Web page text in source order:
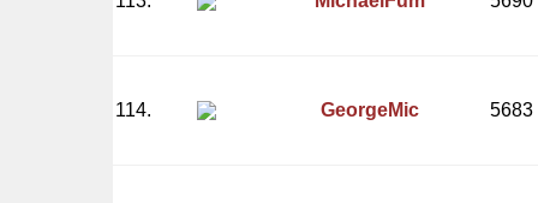
114. GeorgeMic 5683